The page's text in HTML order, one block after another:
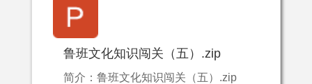
鲁班文化知识闯关（五）.zip
简介：鲁班文化知识闯关（五）.zip